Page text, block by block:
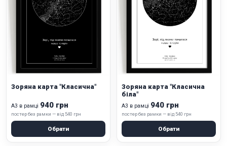
Зоряна карта "Класична"
А3 в рамці 940 грн
постер без рамки — від 540 грн
Обрати
Зоряна карта "Класична
біла"
А3 в рамці 940 грн
постер без рамки — від 540 грн
Обрати